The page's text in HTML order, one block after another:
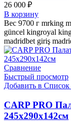
26 000 ₽
В корзину
Вес 9700 г mrking
güncel kingroyal
madridbet giriş
Сравнение
Быстрый просмотр
Добавить в
CARP PRO
245x290x142см